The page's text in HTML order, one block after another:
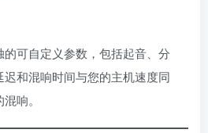
可自定义参数，包括起音、分
和混响时间与您的主机速度同
响。